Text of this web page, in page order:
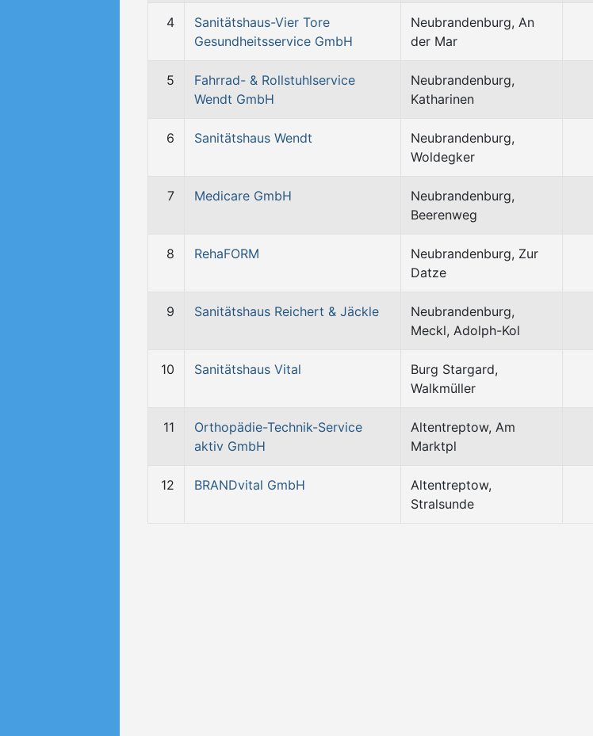
4
Sanitätshaus-Vier Tore
Gesundheitsservice GmbH
Neubrandenburg, An
der Mar
5
Fahrrad- & Rollstuhlservice
Wendt GmbH
Neubrandenburg,
Katharinen
6 Sanitätshaus Wendt
Neubrandenburg,
Woldegker
7 Medicare GmbH
Neubrandenburg,
Beerenweg
8 RehaFORM
Neubrandenburg, Zur
Datze
9 Sanitätshaus Reichert & Jäckle
Neubrandenburg,
Meckl, Adolph-Kol
10 Sanitätshaus Vital
Burg Stargard,
Walkmüller
11
Orthopädie-Technik-Service
aktiv GmbH
Altentreptow, Am
Marktpl
12 BRANDvital GmbH
Altentreptow,
Stralsunde